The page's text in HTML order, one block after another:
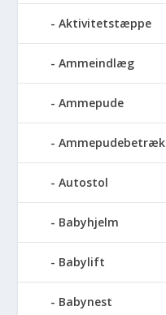
Aktivitetstæppe
Ammeindlæg
Ammepude
Ammepudebetræk
Autostol
Babyhjelm
Babylift
Babynest